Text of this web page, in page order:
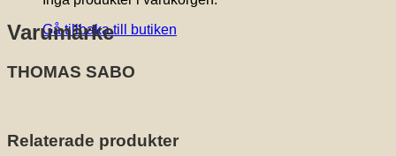
Gå tillbaka till butiken
Varumärke
THOMAS SABO
Relaterade produkter